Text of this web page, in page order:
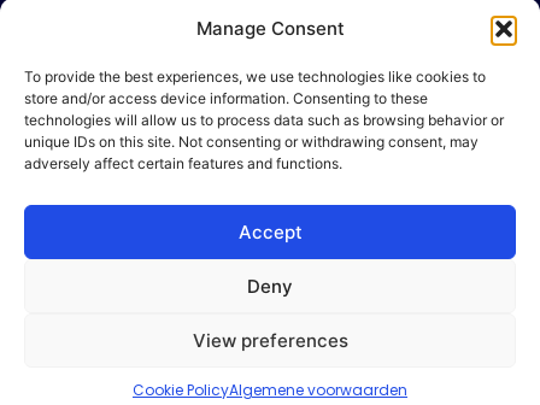
Manage Consent
To provide the best experiences, we use technologies like cookies to
store and/or access device information. Consenting to these
technologies will allow us to process data such as browsing behavior or
unique IDs on this site. Not consenting or withdrawing consent, may
adversely affect certain features and functions.
Accept
Deny
View preferences
Cookie PolicyAlgemene voorwaarden
Over
Algemene voorwaarden
Cookie beleid
Ik wil adverteren
© 2026 Risk & Business
| Design & Development door